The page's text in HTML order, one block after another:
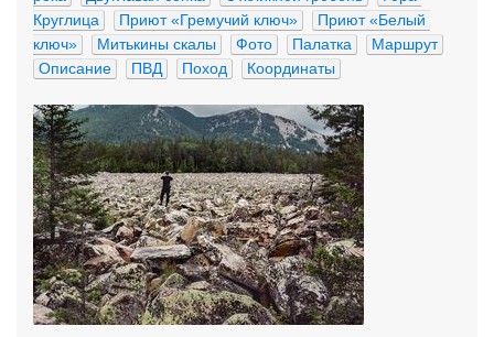
Круглица
Приют «Гремучий ключ»
Приют «Белый
ключ»
Митькины скалы Фото Палатка
Маршрут
Описание
ПВД Поход Координаты